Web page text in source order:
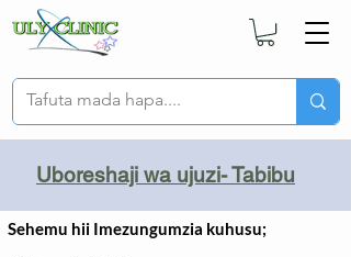
Uboreshaji wa ujuzi- Tabibu
Sehemu hii Imezungumzia kuhusu;